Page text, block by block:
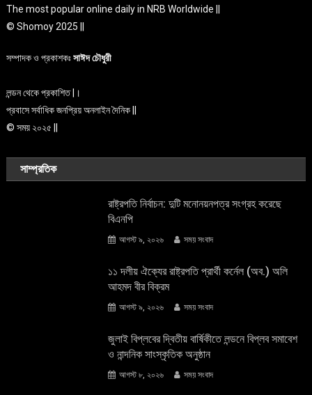
The most popular online daily in NRB Worldwide ||
© Shomoy 2025 ||
সম্পাদক ও প্রকাশকঃসাঈদ চৌধুরী
লন্ডন থেকে প্রকাশিত |।
প্রবাসে সর্বাধিক জনপ্রিয় অনলাইন দৈনিক ||
© সময় ২০২৫ ||
সাম্প্রতিক
রাষ্ট্রপতি নির্বাচন: দুটি মনোনয়নপত্র সংগ্রহ করেছে
বিএনপি
আগস্ট ৯, ২০২৬ সময় সংবাদ
১১ দলীয় ঐক্যের রাষ্ট্রপতি প্রার্থী কর্নেল (অব.) অলি
আহমদ বীর বিক্রম
আগস্ট ৯, ২০২৬ সময় সংবাদ
জুলাই বিপ্লবের দ্বিতীয় বার্ষিকীতে লন্ডনে বিপ্লব সমাবেশ
ও নান্দনিক সাংস্কৃতিক অনুষ্ঠান
আগস্ট ৮, ২০২৬ সময় সংবাদ